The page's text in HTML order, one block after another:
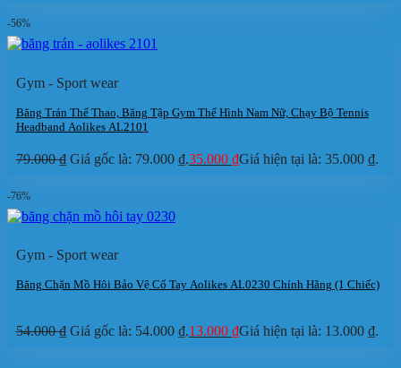
-56%
Gym - Sport wear
Băng Trán Thể Thao, Băng Tập Gym Thể Hình Nam Nữ, Chạy Bộ Tennis
Headband Aolikes AL2101
79.000₫ Giá gốc là: 79.000 ₫.35.000 ₫Giá hiện tại là: 35.000 ₫.
-76%
Gym - Sport wear
Băng Chặn Mồ Hôi Bảo Vệ Cổ Tay Aolikes AL0230 Chính Hãng (1 Chiếc)
54.000₫ Giá gốc là: 54.000 ₫.13.000 ₫Giá hiện tại là: 13.000 ₫.